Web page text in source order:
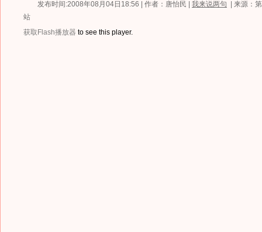
发布时间:2008年08月04日18:56 | 作者：唐怡民 | 我来说两句
| 来源：
站
获取Flash播放器 to see this player.